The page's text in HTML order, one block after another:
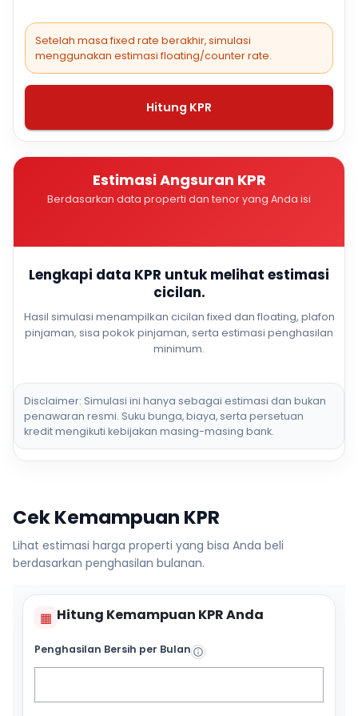
Setelah masa fixed rate berakhir, simulasi
menggunakan estimasi floating/counter rate.
Hitung KPR
Estimasi Angsuran KPR
Berdasarkan data properti dan tenor yang Anda isi
Lengkapi data KPR untuk melihat estimasi
cicilan.
Hasil simulasi menampilkan cicilan fixed dan floating, plafon
pinjaman, sisa pokok pinjaman, serta estimasi penghasilan
minimum.
Disclaimer: Simulasi ini hanya sebagai estimasi dan bukan
penawaran resmi. Suku bunga, biaya, serta persetuan
kredit mengikuti kebijakan masing-masing bank.
Cek Kemampuan KPR
Lihat estimasi harga properti yang bisa Anda beli
berdasarkan penghasilan bulanan.
▦ Hitung Kemampuan KPR Anda
Penghasilan Bersih per Bulan